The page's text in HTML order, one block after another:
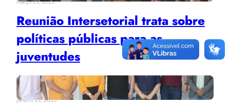
Reunião Intersetorial trata sobre
políticas públicas para as
juventudes
janeiro 29, 2025